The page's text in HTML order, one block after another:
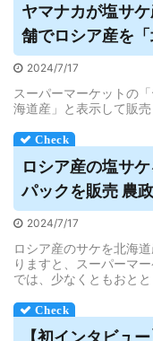
ヤマナカが塩サ
舗でロシア産を「
2024/7/17
スーパーマーケットの
海道産」と表示して販
ロシア産の塩サ
パックを販売 農
2024/7/17
ロシア産のサケを北海
りますと、スーパーマ
では、少なくともおとと
【初インタビュ